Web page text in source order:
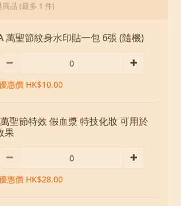
商品 (最多 1 件)
萬聖節紋身水印貼一包 6張 (隨機)
惠價 HK$10.00
聖節特效 假血漿 特技化妝 可用於
果
惠價 HK$28.00